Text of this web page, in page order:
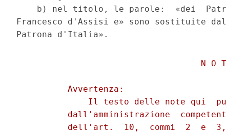
b) nel titolo, le parole:  «dei
Francesco d'Assisi e» sono sostituite
N O
          Avvertenza:
Il testo delle note qui
dall'amministrazione
dell'art.  10,  commi  2  e